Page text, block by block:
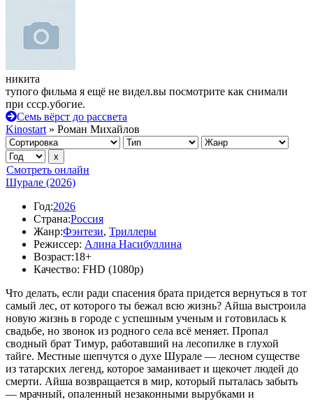
никита
тупого фильма я ещё не видел.вы посмотрите как снимали
при ссср.убогие.
Семь вёрст до рассвета
Kinostart » Роман Михайлов
Смотреть онлайн
Шурале (2026)
Год:2026
Страна:Россия
Жанр:Фэнтези, Триллеры
Режиссер: Алина Насибуллина
Возраст:18+
Качество: FHD (1080p)
Что делать, если ради спасения брата придется вернуться в тот
самый лес, от которого ты бежал всю жизнь? Айша выстроила
новую жизнь в городе с успешным ученым и готовилась к
свадьбе, но звонок из родного села всё меняет. Пропал
сводный брат Тимур, работавший на лесопилке в глухой
тайге. Местные шепчутся о духе Шурале — лесном существе
из татарских легенд, которое заманивает и щекочет людей до
смерти. Айша возвращается в мир, который пыталась забыть
— мрачный, опаленный незаконными вырубками и